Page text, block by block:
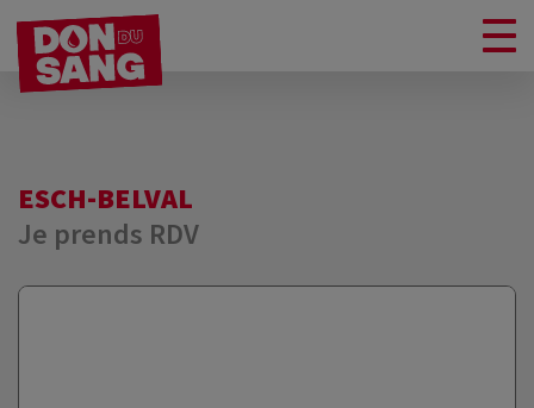
ESCH-BELVAL
Je prends RDV